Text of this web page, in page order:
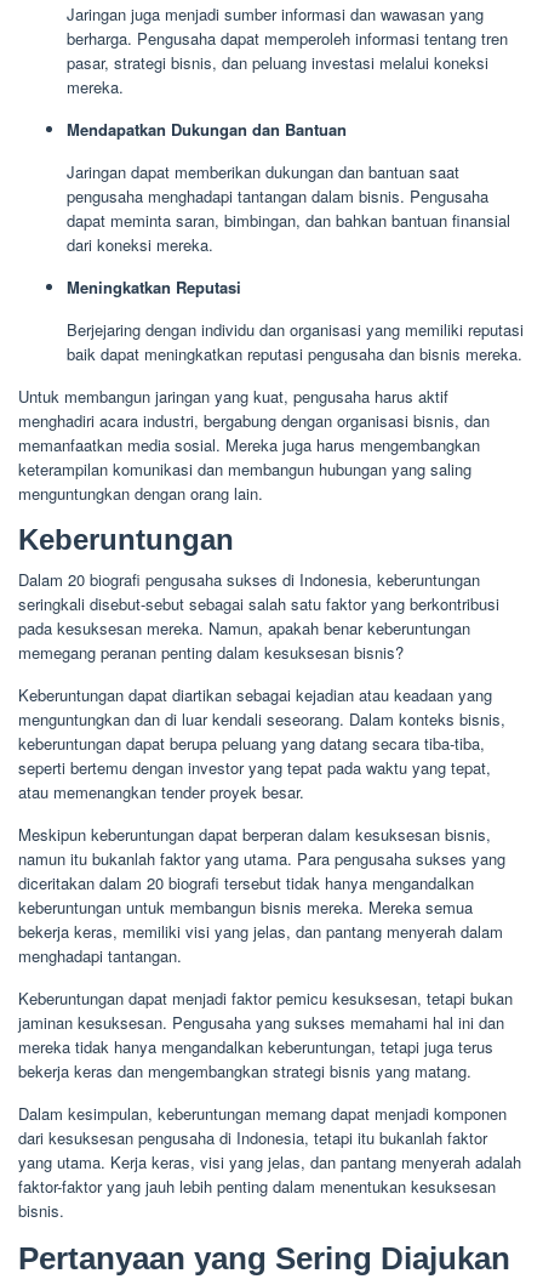
Jaringan juga menjadi sumber informasi dan wawasan yang
berharga. Pengusaha dapat memperoleh informasi tentang tren
pasar, strategi bisnis, dan peluang investasi melalui koneksi
mereka.
Mendapatkan Dukungan dan Bantuan
Jaringan dapat memberikan dukungan dan bantuan saat
pengusaha menghadapi tantangan dalam bisnis. Pengusaha
dapat meminta saran, bimbingan, dan bahkan bantuan finansial
dari koneksi mereka.
Meningkatkan Reputasi
Berjejaring dengan individu dan organisasi yang memiliki reputasi
baik dapat meningkatkan reputasi pengusaha dan bisnis mereka.
Untuk membangun jaringan yang kuat, pengusaha harus aktif
menghadiri acara industri, bergabung dengan organisasi bisnis, dan
memanfaatkan media sosial. Mereka juga harus mengembangkan
keterampilan komunikasi dan membangun hubungan yang saling
menguntungkan dengan orang lain.
Keberuntungan
Dalam 20 biografi pengusaha sukses di Indonesia, keberuntungan
seringkali disebut-sebut sebagai salah satu faktor yang berkontribusi
pada kesuksesan mereka. Namun, apakah benar keberuntungan
memegang peranan penting dalam kesuksesan bisnis?
Keberuntungan dapat diartikan sebagai kejadian atau keadaan yang
menguntungkan dan di luar kendali seseorang. Dalam konteks bisnis,
keberuntungan dapat berupa peluang yang datang secara tiba-tiba,
seperti bertemu dengan investor yang tepat pada waktu yang tepat,
atau memenangkan tender proyek besar.
Meskipun keberuntungan dapat berperan dalam kesuksesan bisnis,
namun itu bukanlah faktor yang utama. Para pengusaha sukses yang
diceritakan dalam 20 biografi tersebut tidak hanya mengandalkan
keberuntungan untuk membangun bisnis mereka. Mereka semua
bekerja keras, memiliki visi yang jelas, dan pantang menyerah dalam
menghadapi tantangan.
Keberuntungan dapat menjadi faktor pemicu kesuksesan, tetapi bukan
jaminan kesuksesan. Pengusaha yang sukses memahami hal ini dan
mereka tidak hanya mengandalkan keberuntungan, tetapi juga terus
bekerja keras dan mengembangkan strategi bisnis yang matang.
Dalam kesimpulan, keberuntungan memang dapat menjadi komponen
dari kesuksesan pengusaha di Indonesia, tetapi itu bukanlah faktor
yang utama. Kerja keras, visi yang jelas, dan pantang menyerah adalah
faktor-faktor yang jauh lebih penting dalam menentukan kesuksesan
bisnis.
Pertanyaan yang Sering Diajukan